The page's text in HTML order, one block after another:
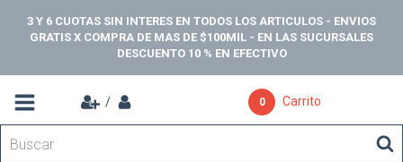
3 Y 6 CUOTAS SIN INTERES EN TODOS LOS ARTICULOS - ENVIOS
GRATIS X COMPRA DE MAS DE $100MIL - EN LAS SUCURSALES
DESCUENTO 10 % EN EFECTIVO
/ 0 Carrito